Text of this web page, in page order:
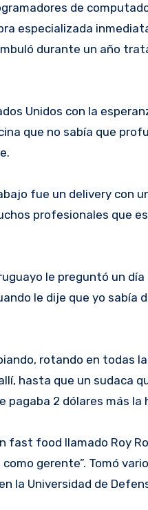
de
especializada
durante un año
Unidos con la
que no sabía que
fue un delivery con
profesionales que
le preguntó un
le dije que yo sabía
rotando en todas
hasta que un sudaca
pagaba 2 dólares más la
fast food llamado Roy
gerente”. Tomó
la Universidad de